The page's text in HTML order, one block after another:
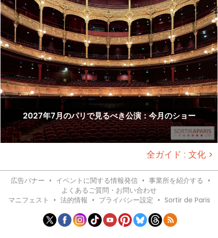
2027年7月のパリで見るべき公演：今月のショー
全ガイド : 文化 >
広告バナー • イベントに関する情報発信 • 事業所を紹介する •
よくあるご質問・お問い合わせ
マニフェスト
• 法的情報 • プライバシー設定 • Sortir de Paris